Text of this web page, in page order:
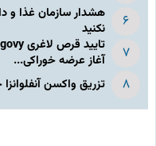
هشدار سازمان غذا و
نکنید
آغاز عرضه خوراکی...
تزریق واکسن